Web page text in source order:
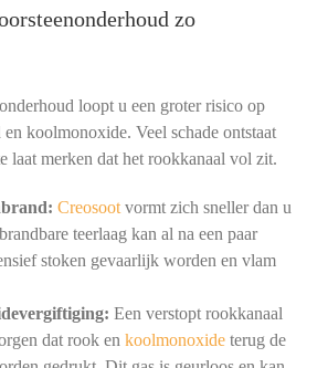
zo
loopt u een groter risico op
koolmonoxide. Veel schade ontstaat
laat merken dat het rookkanaal vol zit.
Creosootvormt zich sneller dan u
teerlaag kan al na een paar
stoken gevaarlijk worden en vlam
Een verstopt rookkanaal
dat rook en koolmonoxideterug de